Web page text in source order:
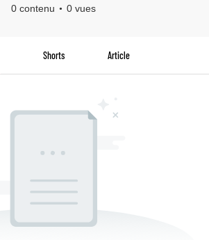
0 contenu
0 vues
Shorts Article